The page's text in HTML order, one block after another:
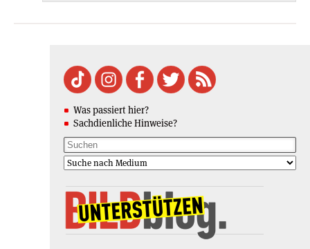
Was passiert hier?
Sachdienliche Hinweise?